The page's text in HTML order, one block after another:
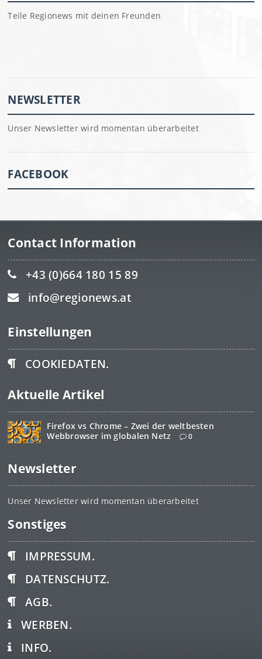
Teile Regionews mit deinen Freunden
NEWSLETTER
Unser Newsletter wird momentan überarbeitet
FACEBOOK
Contact Information
+43 (0)664 180 15 89
info@regionews.at
Einstellungen
COOKIEDATEN.
Aktuelle Artikel
Firefox vs Chrome – Zwei der weltbesten
Webbrowser im globalen Netz
0
Newsletter
Unser Newsletter wird momentan überarbeitet
Sonstiges
IMPRESSUM.
DATENSCHUTZ.
AGB.
WERBEN.
INFO.